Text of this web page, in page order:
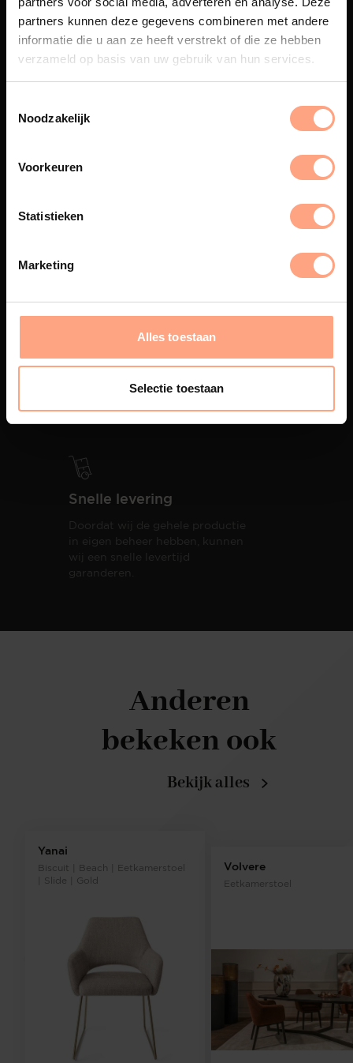
partners kunnen deze gegevens combineren met andere
informatie die u aan ze heeft verstrekt of die ze hebben
verzameld op basis van uw gebruik van hun services.
Noodzakelijk
Voorkeuren
Statistieken
Marketing
Alles toestaan
Selectie toestaan
Maatwerk
Een exclusieve handgemaakte
beleving, waar Nederlands
Spuiterij
eigen spuiterij afgewerkt met
Interieur inrichting
PUUUR biedt volledige
oplevering,met als resultaat een
totale woonbeleving.
Snelle levering
Doordat wij de gehele productie
in eigen beheer hebben, kunnen
wij een snelle levertijd
garanderen.
Yanai
Biscuit | Beach | Eetkamerstoel
| Slide | Gold
Volvere
Eetkamerstoel
Anderen
bekeken ook
Bekijk alles